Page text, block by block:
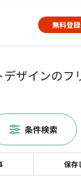
無料登録
デザインのフ
保存
条件検索